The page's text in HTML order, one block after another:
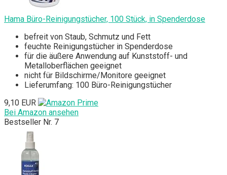
Hama Büro-Reinigungstücher, 100 Stück, in Spenderdose
befreit von Staub, Schmutz und Fett
feuchte Reinigungstücher in Spenderdose
für die äußere Anwendung auf Kunststoff- und
Metalloberflächen geeignet
nicht für Bildschirme/Monitore geeignet
Lieferumfang: 100 Büro-Reinigungstücher
9,10 EUR
Bei Amazon ansehen
Bestseller Nr. 7